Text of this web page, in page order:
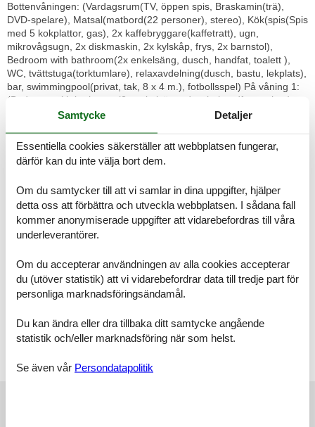
Bottenvåningen: (Vardagsrum(TV, öppen spis, Braskamin(trä),
DVD-spelare), Matsal(matbord(22 personer), stereo), Kök(spis(Spis
med 5 kokplattor, gas), 2x kaffebryggare(kaffetratt), ugn,
mikrovågsugn, 2x diskmaskin, 2x kylskåp, frys, 2x barnstol),
Bedroom with bathroom(2x enkelsäng, dusch, handfat, toalett ),
WC, tvättstuga(torktumlare), relaxavdelning(dusch, bastu, lekplats),
bar, swimmingpool(privat, tak, 8 x 4 m.), fotbollsspel) På våning 1:
(Bedroom with bathroom(2x enkelsäng, dusch, handfat, toalett ),
Bedroom with bathroom(2x enkelsäng, dusch, handfat, toalett ),
handfat, toalett ), Bedroom with bathroom(dubbelsäng, dusch,
handfat, toalett ), Bedroom with bathroom(2x enkelsäng, dusch,
handfat, toalett ), Bedroom with bathroom(2x enkelsäng, dusch,
På våning 2: (TV-rum(TV), Bedroom with bathroom(2x enkelsäng,
badkar, dusch, handfat, toalett ), Bedroom with bathroom(2x
enkelsäng, badkar, dusch, handfat, toalett ), Bedroom with
bathroom(2x enkelsäng, badkar, dusch, handfat, toalett ), Bedroom
Källare: (cykelförvaring) värme, terrass(40 m2), trädgård(privat,
inhägnad, > 1000 m2), trädgårdsmöbler, grill, parkering, Parasoll,
boule, bordtennis
På av lugn och ro, hyrs denna semesterbostad inte ut till
ungdomsgrupper Bokning av ungdomsgrupper under 20 år är ej
svensexor eller fyllefester i huset
Samtycke Detaljer
Essentiella cookies säkerställer att webbplatsen fungerar,
därför kan du inte välja bort dem.
Om du samtycker till att vi samlar in dina uppgifter, hjälper
detta oss att förbättra och utveckla webbplatsen. I sådana fall
kommer anonymiserade uppgifter att vidarebefordras till våra
underleverantörer.
Om du accepterar användningen av alla cookies accepterar
du (utöver statistik) att vi vidarebefordrar data till tredje part för
personliga marknadsföringsändamål.
Du kan ändra eller dra tillbaka ditt samtycke angående
statistik och/eller marknadsföring när som helst.
Se även vår Persondatapolitik